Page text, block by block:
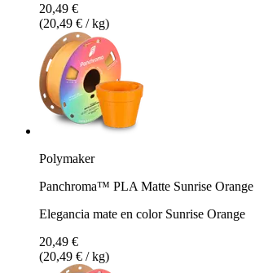
20,49 €
(20,49 € / kg)
Polymaker
Panchroma™ PLA Matte Sunrise Orange
Elegancia mate en color Sunrise Orange
20,49 €
(20,49 € / kg)